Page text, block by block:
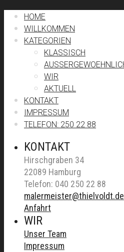
HOME
WILLKOMMEN
KATEGORIEN
KLASSISCH
AUSSERGEWOEHNLICH
WIR
AKTUELL
KONTAKT
IMPRESSUM
TELEFON: 250 22 88
KONTAKT
Hirschgraben 34
22089 Hamburg
Telefon: 040 250 22 88
malermeister@thielvoldt.de
Anfahrt
WIR
Unser Team
Impressum